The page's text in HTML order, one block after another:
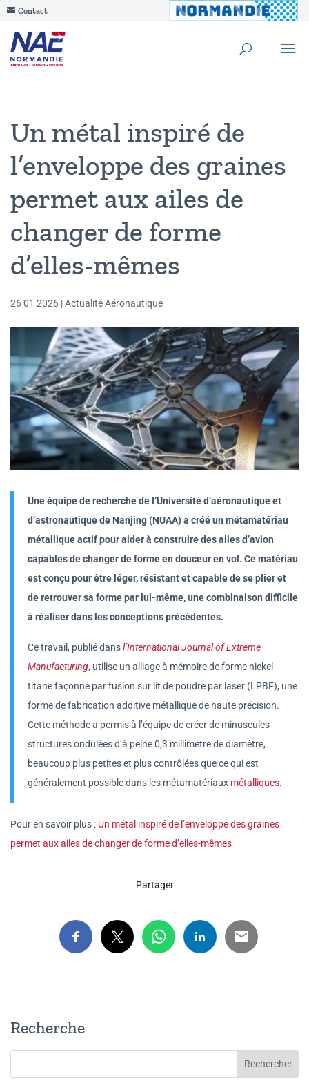
Contact
Un métal inspiré de
l’enveloppe des graines
permet aux ailes de
changer de forme
d’elles-mêmes
26 01 2026 |Actualité Aéronautique
Une équipe de recherche de l’Université d’aéronautique et
d’astronautique de Nanjing (NUAA) a créé un métamatériau
métallique actif pour aider à construire des ailes d’avion
capables de changer de forme en douceur en vol. Ce matériau
est conçu pour être léger, résistant et capable de se plier et
de retrouver sa forme par lui-même, une combinaison difficile
à réaliser dans les conceptions précédentes.
Ce travail, publié dansl’International Journal of Extreme
Manufacturing, utilise un alliage à mémoire de forme nickel-
titane façonné par fusion sur lit de poudre par laser (LPBF), une
forme de fabrication additive métallique de haute précision.
Cette méthode a permis à l’équipe de créer de minuscules
structures ondulées d’à peine 0,3 millimètre de diamètre,
beaucoup plus petites et plus contrôlées que ce qui est
généralement possible dans les métamatériaux métalliques.
Pour en savoir plus : Un métal inspiré de l’enveloppe des graines
permet aux ailes de changer de forme d’elles-mêmes
Partager
Recherche